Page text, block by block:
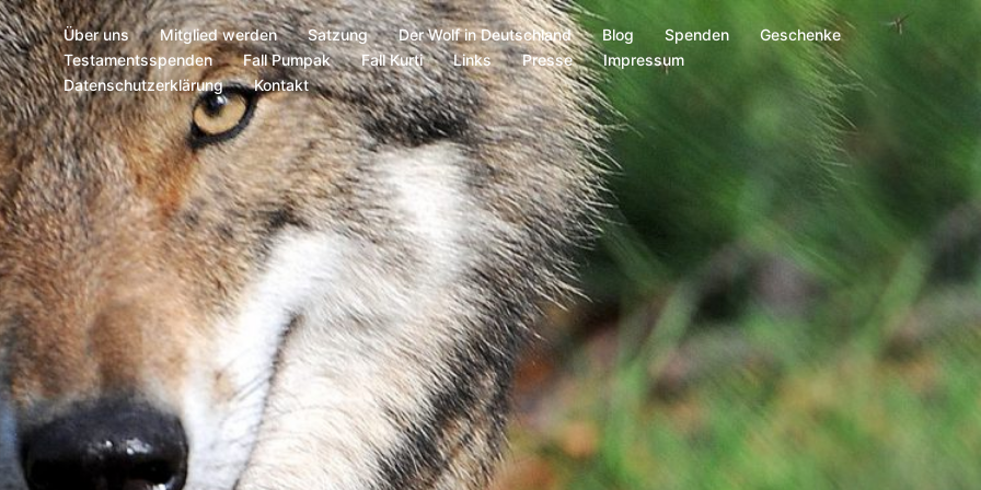
Über uns Mitglied werden Satzung Der Wolf in Deutschland Blog Spenden
Geschenke
Testamentsspenden
Fall Pumpak Fall Kurti Links Presse
Impressum
Datenschutzerklärung
Kontakt